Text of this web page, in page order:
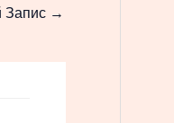
Запис →